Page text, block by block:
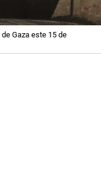
Gaza este 15 de